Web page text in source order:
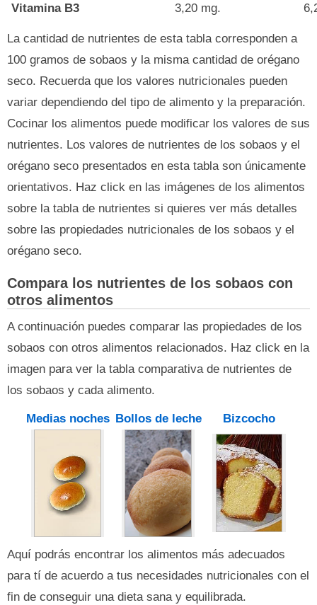
Vitamina B3
3,20 mg.
La cantidad de nutrientes de esta tabla corresponden a
100 gramos de sobaos y la misma cantidad de orégano
seco. Recuerda que los valores nutricionales pueden
variar dependiendo del tipo de alimento y la preparación.
Cocinar los alimentos puede modificar los valores de sus
nutrientes. Los valores de nutrientes de los sobaos y el
orégano seco presentados en esta tabla son únicamente
orientativos. Haz click en las imágenes de los alimentos
sobre la tabla de nutrientes si quieres ver más detalles
sobre las propiedades nutricionales de los sobaos y el
orégano seco.
Compara los nutrientes de los sobaos con
otros alimentos
A continuación puedes comparar las propiedades de los
sobaos con otros alimentos relacionados. Haz click en la
imagen para ver la tabla comparativa de nutrientes de
los sobaos y cada alimento.
Medias noches Bollos de leche Bizcocho
Aquí podrás encontrar los alimentos más adecuados
para tí de acuerdo a tus necesidades nutricionales con el
fin de conseguir una dieta sana y equilibrada.